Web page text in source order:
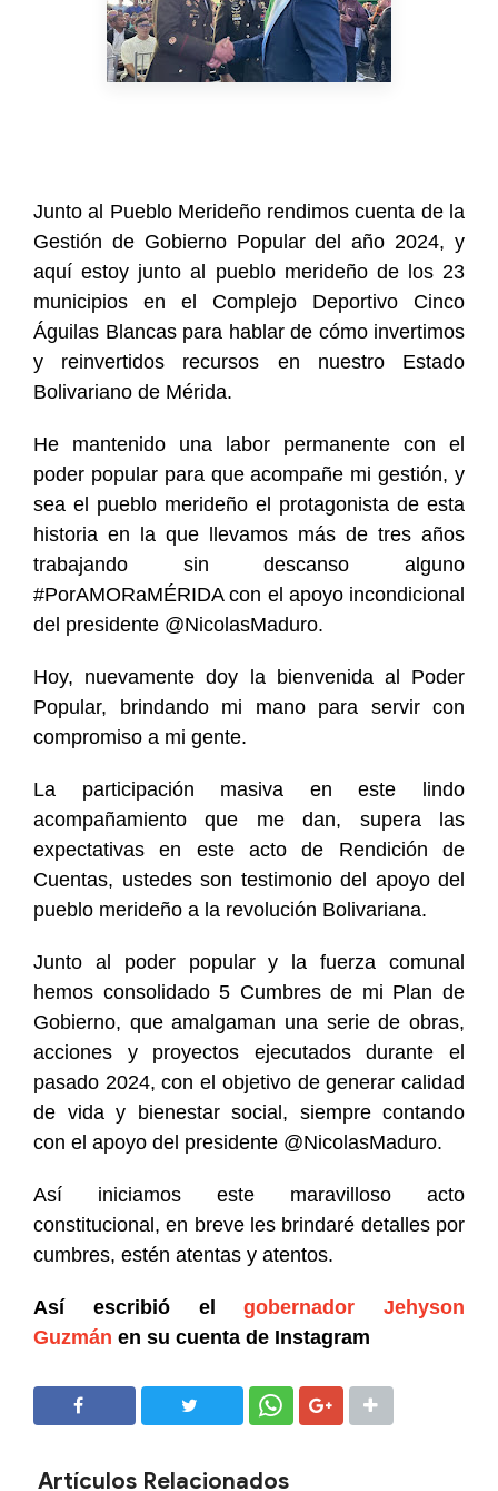
Junto al Pueblo Merideño rendimos cuenta de la
Gestión de Gobierno Popular del año 2024, y
aquí estoy junto al pueblo merideño de los 23
municipios en el Complejo Deportivo Cinco
Águilas Blancas para hablar de cómo invertimos
y reinvertidos recursos en nuestro Estado
Bolivariano de Mérida.
He mantenido una labor permanente con el
poder popular para que acompañe mi gestión, y
sea el pueblo merideño el protagonista de esta
historia en la que llevamos más de tres años
trabajando sin descanso alguno
#PorAMORaMÉRIDA con el apoyo incondicional
del presidente @NicolasMaduro.
Hoy, nuevamente doy la bienvenida al Poder
Popular, brindando mi mano para servir con
compromiso a mi gente.
La participación masiva en este lindo
acompañamiento que me dan, supera las
expectativas en este acto de Rendición de
Cuentas, ustedes son testimonio del apoyo del
pueblo merideño a la revolución Bolivariana.
Junto al poder popular y la fuerza comunal
hemos consolidado 5 Cumbres de mi Plan de
Gobierno, que amalgaman una serie de obras,
acciones y proyectos ejecutados durante el
pasado 2024, con el objetivo de generar calidad
de vida y bienestar social, siempre contando
con el apoyo del presidente @NicolasMaduro.
Así iniciamos este maravilloso acto
constitucional, en breve les brindaré detalles por
cumbres, estén atentas y atentos.
Así escribió elgobernador Jehyson
Guzmán en su cuenta de Instagram
Artículos Relacionados